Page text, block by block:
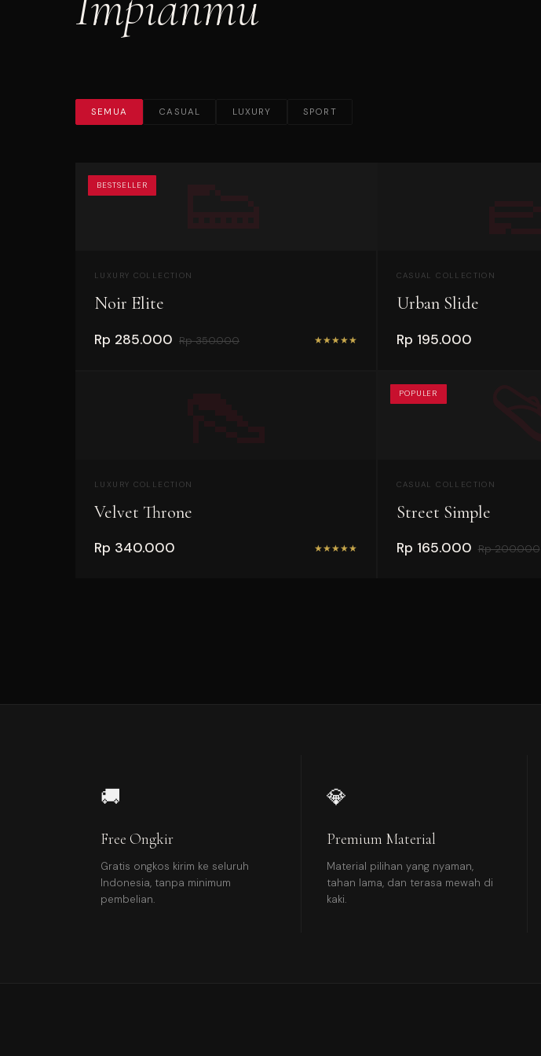
SEMUA CASUAL LUXURY SPORT
BESTSELLER
LUXURY COLLECTION
Noir Elite
Rp 285.000 Rp 350.000 ★★★★★
CASUAL COLLECTION
Urban Slide
Rp 195.000
LUXURY COLLECTION
Velvet Throne
Rp 340.000 ★★★★★
POPULER
CASUAL COLLECTION
Street Simple
Rp 165.000 Rp 200.000
🚚
Free Ongkir
Gratis ongkos kirim ke seluruh
Indonesia, tanpa minimum
pembelian.
💎
Premium Material
Material pilihan yang nyaman,
tahan lama, dan terasa mewah di
kaki.